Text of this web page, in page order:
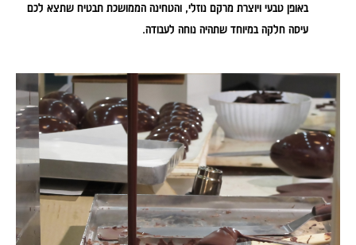
באופן טבעי ויוצרת מרקם נוזלי, והטחינה הממושכת תבטיח שתצא לכם
עיסה חלקה במיוחד שתהיה נוחה לעבודה.